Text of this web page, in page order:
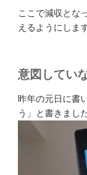
ここで減収とな
えるようにしま
意図してい
昨年の元日に書
う」と書きました